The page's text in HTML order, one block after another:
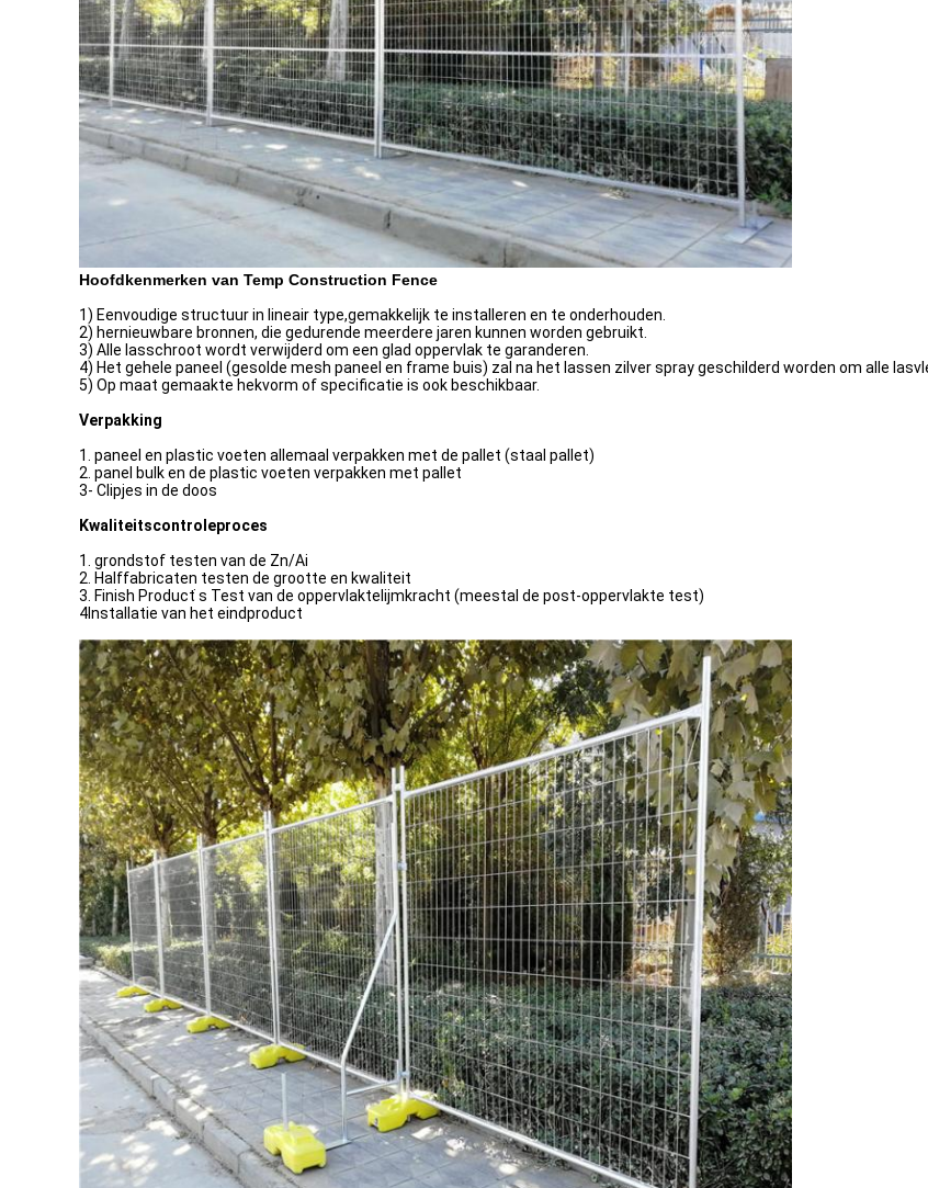
Hoofdkenmerken van Temp Construction Fence
1) Eenvoudige structuur in lineair type,gemakkelijk te installeren en te onderhouden.
2) hernieuwbare bronnen, die gedurende meerdere jaren kunnen worden gebruikt.
3) Alle lasschroot wordt verwijderd om een glad oppervlak te garanderen.
4) Het gehele paneel (gesolde mesh paneel en frame buis) zal na het lassen zilver spray geschilderd worden om alle
5) Op maat gemaakte hekvorm of specificatie is ook beschikbaar.
Verpakking
1. paneel en plastic voeten allemaal verpakken met de pallet (staal pallet)
2. panel bulk en de plastic voeten verpakken met pallet
3- Clipjes in de doos
Kwaliteitscontroleproces
1. grondstof testen van de Zn/Ai
2. Halffabricaten testen de grootte en kwaliteit
3. Finish Product ̇s Test van de oppervlaktelijmkracht (meestal de post-oppervlakte test)
4Installatie van het eindproduct